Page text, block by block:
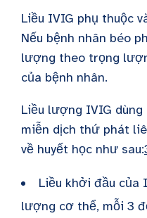
Liều IVIG phụ thuộc
Nếu bệnh nhân béo
lượng theo trọng
của bệnh nhân.
Liều lượng IVIG
miễn dịch thứ phát
về huyết học như sau:
Liều khởi đầu của
lượng cơ thể, mỗi 3